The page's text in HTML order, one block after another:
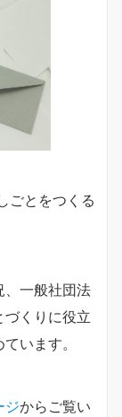
ごとをつくる
、一般社団法
づくりに役立
います。
ジからご覧い